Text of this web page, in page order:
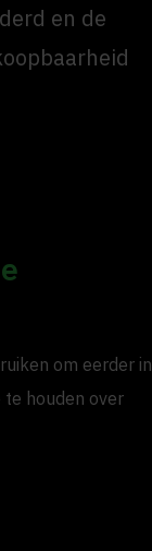
en de
om eerder in
houden over